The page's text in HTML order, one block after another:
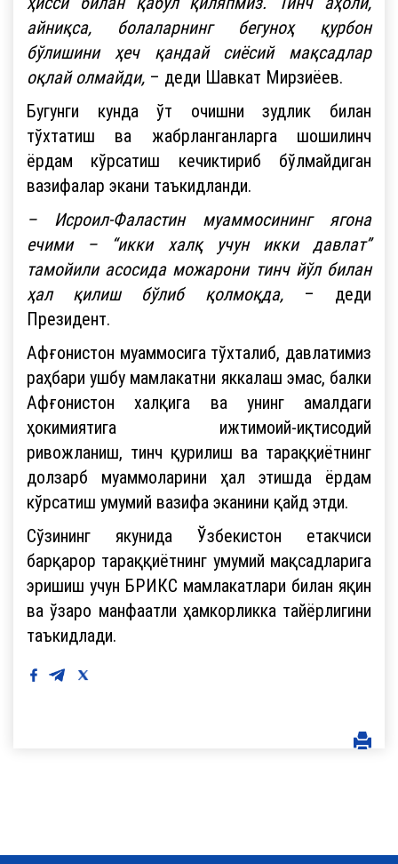
айниқса, болаларнинг бегуноҳ қурбон
бўлишини ҳеч қандай сиёсий мақсадлар
оқлай олмайди, – деди Шавкат Мирзиёев.
Бугунги кунда ўт очишни зудлик билан
тўхтатиш ва жабрланганларга шошилинч
ёрдам кўрсатиш кечиктириб бўлмайдиган
вазифалар экани таъкидланди.
– Исроил-Фаластин муаммосининг ягона
ечими – “икки халқ учун икки давлат”
тамойили асосида можарони тинч йўл билан
ҳал қилиш бўлиб қолмоқда, – деди
Президент.
Афғонистон муаммосига тўхталиб, давлатимиз
раҳбари ушбу мамлакатни яккалаш эмас, балки
Афғонистон халқига ва унинг амалдаги
ҳокимиятига ижтимоий-иқтисодий
ривожланиш, тинч қурилиш ва тараққиётнинг
долзарб муаммоларини ҳал этишда ёрдам
кўрсатиш умумий вазифа эканини қайд этди.
Сўзининг якунида Ўзбекистон етакчиси
барқарор тараққиётнинг умумий мақсадларига
эришиш учун БРИКС мамлакатлари билан яқин
ва ўзаро манфаатли ҳамкорликка тайёрлигини
таъкидлади.